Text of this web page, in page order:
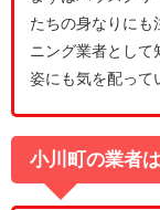
たちの身なりにも
ニング業者として
姿にも気を配って
小川町の業者